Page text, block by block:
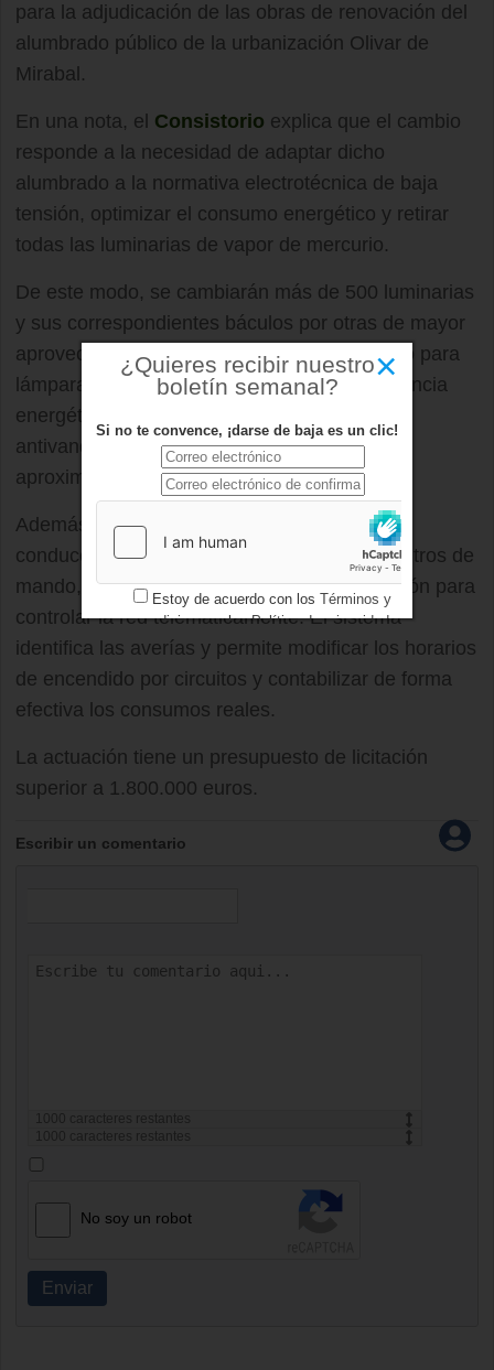
para la adjudicación de las obras de renovación del
alumbrado público de la urbanización Olivar de
Mirabal.
En una nota, el Consistorio explica que el cambio
responde a la necesidad de adaptar dicho
alumbrado a la normativa electrotécnica de baja
tensión, optimizar el consumo energético y retirar
todas las luminarias de vapor de mercurio.
De este modo, se cambiarán más de 500 luminarias
y sus correspondientes báculos por otras de mayor
aprovechamiento del flujo luminoso adaptado para
lámparas de tecnología LED, de mayor eficiencia
energética, resistentes a la corrosión y
antivandálico. El ahorro energético será
aproximadamente de un 60%.
Además de las luces se cambiarán las
conducciones y el cableado así como los centros de
mando, introduciendo el sistema de telegestión para
controlar la red telemáticamente. El sistema
identifica las averías y permite modificar los horarios
de encendido por circuitos y contabilizar de forma
efectiva los consumos reales.
La actuación tiene un presupuesto de licitación
superior a 1.800.000 euros.
Escribir un comentario
caracteres restantes
caracteres restantes
No soy un robot
Enviar
×
¿Quieres recibir nuestro
boletín semanal?
Si no te convence, ¡darse de baja es un clic!
Estoy de acuerdo con los Términos y
condicionesy losPolítica de privacidad